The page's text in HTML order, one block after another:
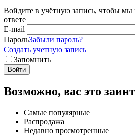
Войдите в учётную запись, чтобы мы
ответе
E-mail
ПарольЗабыли пароль?
Создать учетную запись
Запомнить
Войти
Возможно, вас это
Самые популярные
Распродажа
Недавно просмотренные